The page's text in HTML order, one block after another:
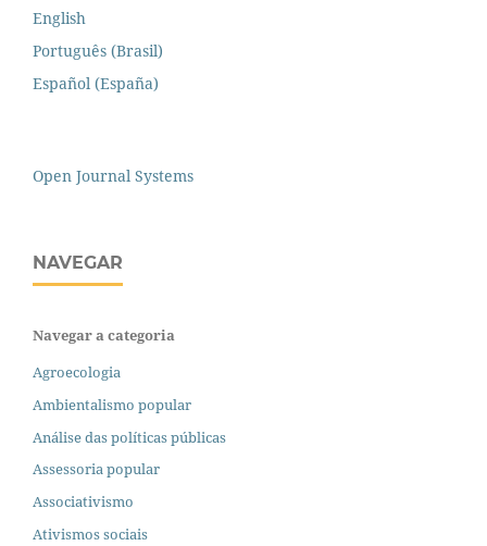
English
Português (Brasil)
Español (España)
Open Journal Systems
NAVEGAR
Navegar a categoria
Agroecologia
Ambientalismo popular
Análise das políticas públicas
Assessoria popular
Associativismo
Ativismos sociais